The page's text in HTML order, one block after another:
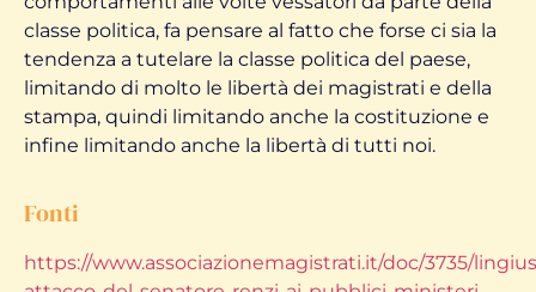
classe politica, fa pensare al fatto che forse ci sia la
tendenza a tutelare la classe politica del paese,
limitando di molto le libertà dei magistrati e della
stampa, quindi limitando anche la costituzione e
infine limitando anche la libertà di tutti noi.
Fonti
https://www.associazionemagistrati.it/doc/3735/